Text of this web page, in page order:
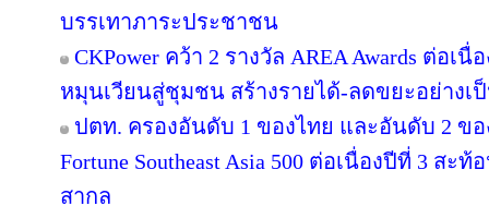
บรรเทาภาระประชาชน
CKPower คว้า 2 รางวัล AREA Awards ต่อเ
หมุนเวียนสู่ชุมชน สร้างรายได้-ลดขยะอย่างเ
ปตท. ครองอันดับ 1 ของไทย และอันดับ 2 ขอ
Fortune Southeast Asia 500 ต่อเนื่องปีที่ 3 ส
สากล